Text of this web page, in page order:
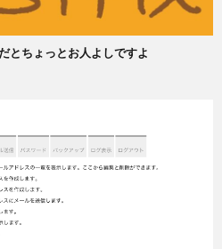
とちょっとお人よしですよ